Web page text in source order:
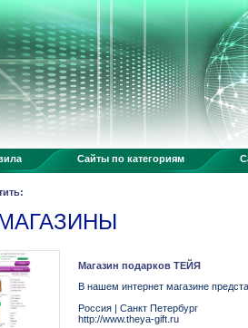
Сайты по категориям
Магазин подарков ТЕЙЯ
В нашем интернет магазине
Россия | Санкт Петербург
http://www.theya-gift.ru